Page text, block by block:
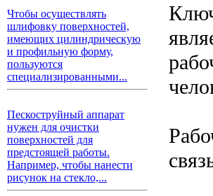
Чтобы осуществлять
шлифовку поверхностей,
имеющих цилиндрическую
и профильную форму,
пользуются
специализированными...
Пескоструйный аппарат
нужен для очистки
поверхностей для
предстоящей работы.
Например, чтобы нанести
рисунок на стекло,...